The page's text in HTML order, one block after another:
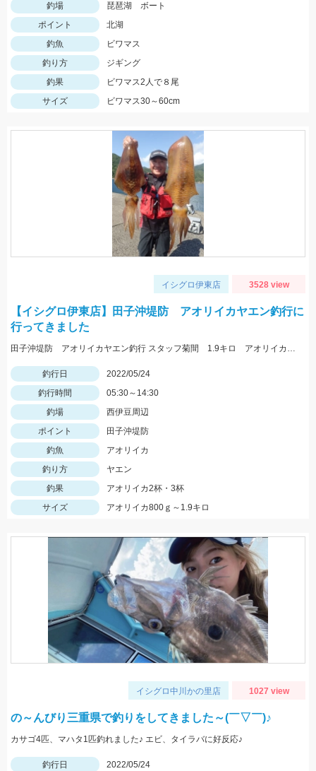
釣場
琵琶湖 ボート
ポイント
北湖
釣魚
ビワマス
釣り方
ジギング
釣果
ビワマス2人で８尾
サイズ
ビワマス30～60cm
イシグロ伊東店 3528 view
【イシグロ伊東店】田子沖堤防 アオリイカヤエン釣行に
行ってきました
田子沖堤防 アオリイカヤエン釣行 スタッフ菊間 1.9キロ アオリイカ釣れました！ 渡船は万集丸さんにお願いしました。
釣行日
2022/05/24
釣行時間
05:30～14:30
釣場
西伊豆周辺
ポイント
田子沖堤防
釣魚
アオリイカ
釣り方
ヤエン
釣果
アオリイカ2杯・3杯
サイズ
アオリイカ800ｇ～1.9キロ
イシグロ中川かの里店 1027 view
の～んびり三重県で釣りをしてきました～(￣▽￣)♪
カサゴ4匹、マハタ1匹釣れました♪ エビ、タイラバに好反応♪
釣行日
2022/05/24